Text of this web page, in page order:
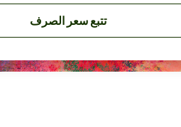
تتبع سعر الصرف